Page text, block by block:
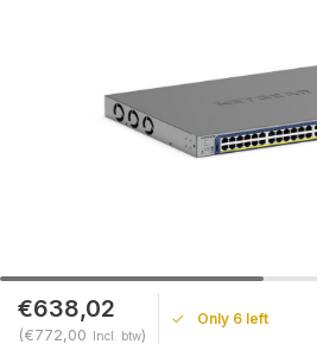
€638,02
(€772,00 Incl. btw)
Only 6 left